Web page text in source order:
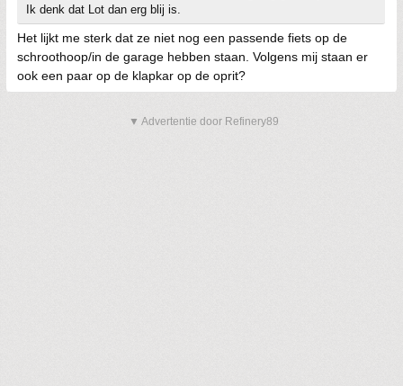
Ik denk dat Lot dan erg blij is.
Het lijkt me sterk dat ze niet nog een passende fiets op de
schroothoop/in de garage hebben staan. Volgens mij staan er
ook een paar op de klapkar op de oprit?
▼ Advertentie door Refinery89